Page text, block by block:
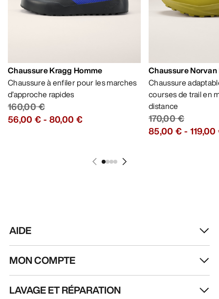
Chaussure Kragg Homme
Chaussure à enfiler pour les marches
d’approche rapides
160,00 €
56,00 €- 80,00 €
Chaussure
Chaussure
courses de trail en
distance
170,00 €
85,00 €-
AIDE
MON COMPTE
LAVAGE ET RÉPARATION